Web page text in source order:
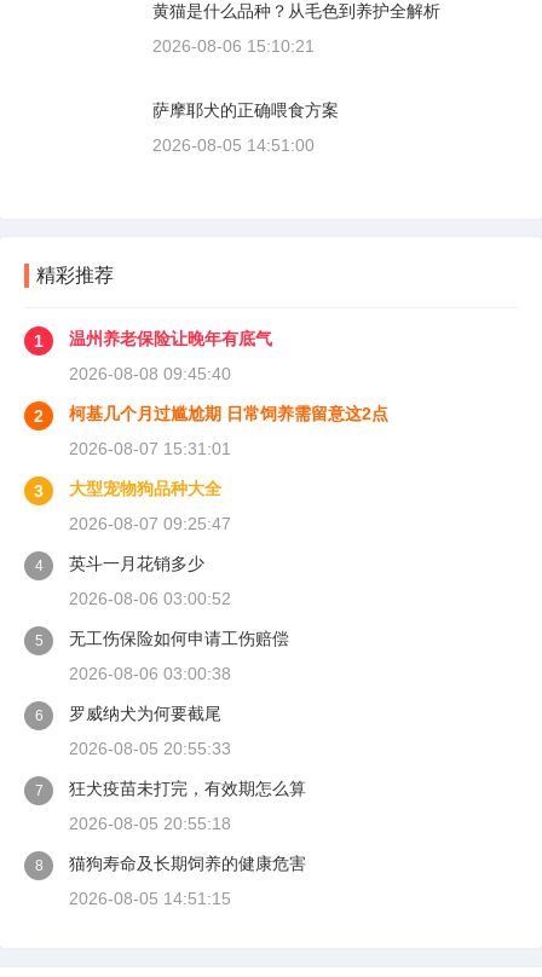
方和真实价格区间。
黄猫是什么品种？从毛色到养护全解析
2026-08-06 15:10:21
萨摩耶犬的正确喂食方案
2026-08-05 14:51:00
精彩推荐
1
温州养老保险让晚年有底气
2026-08-08 09:45:40
2
柯基几个月过尴尬期 日常饲养需留意这2点
2026-08-07 15:31:01
3
大型宠物狗品种大全
2026-08-07 09:25:47
4
英斗一月花销多少
2026-08-06 03:00:52
5
无工伤保险如何申请工伤赔偿
2026-08-06 03:00:38
6
罗威纳犬为何要截尾
2026-08-05 20:55:33
7
狂犬疫苗未打完，有效期怎么算
2026-08-05 20:55:18
8
猫狗寿命及长期饲养的健康危害
2026-08-05 14:51:15